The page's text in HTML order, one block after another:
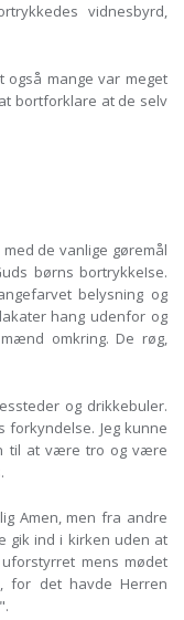
vidnesbyrd,
mange var meget
bortforklare at de selv
de vanlige gøremål
børns bortrykkeIse.
belysning og
hang udenfor og
omkring. De røg,
og drikkebuler.
Jeg kunne
til at være tro og være
Amen, men fra andre
gik ind i kirken uden at
mens mødet
for det havde Herren